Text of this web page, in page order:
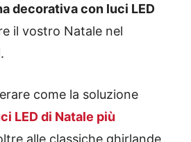
decorativa con luci LED
il vostro Natale nel
come la soluzione
LED di Natale più
alle classiche ghirlande